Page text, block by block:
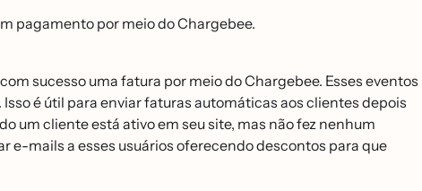
pagamento por meio do Chargebee.
sucesso uma fatura por meio do Chargebee. Esses eventos
é útil para enviar faturas automáticas aos clientes depois
um cliente está ativo em seu site, mas não fez nenhum
e-mails a esses usuários oferecendo descontos para que